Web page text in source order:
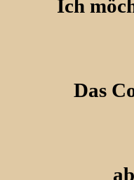
Ich
Das